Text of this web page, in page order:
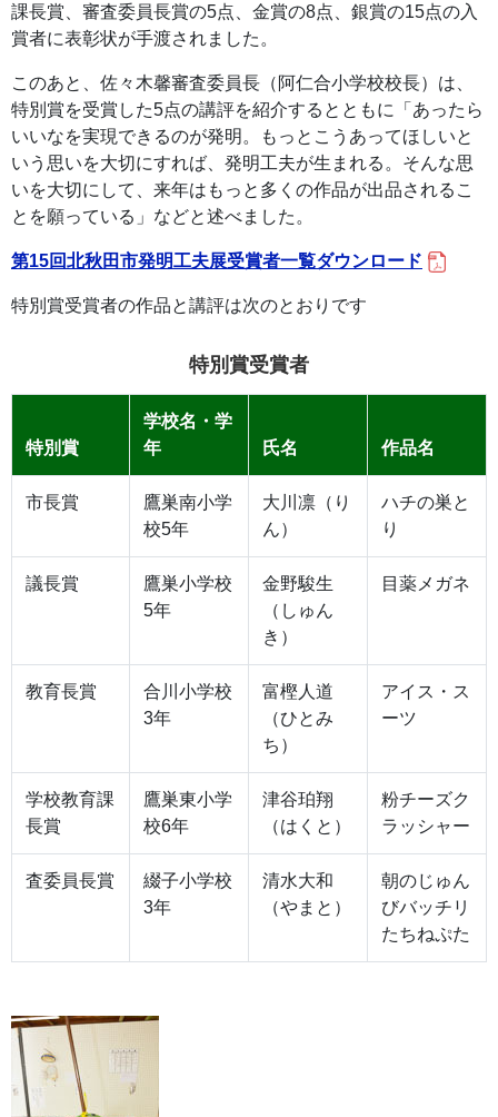
課長賞、審査委員長賞の5点、金賞の8点、銀賞の15点の入
賞者に表彰状が手渡されました。
このあと、佐々木馨審査委員長（阿仁合小学校校長）は、
特別賞を受賞した5点の講評を紹介するとともに「あったら
いいなを実現できるのが発明。もっとこうあってほしいと
いう思いを大切にすれば、発明工夫が生まれる。そんな思
いを大切にして、来年はもっと多くの作品が出品されるこ
とを願っている」などと述べました。
第15回北秋田市発明工夫展受賞者一覧ダウンロード
特別賞受賞者の作品と講評は次のとおりです
特別賞受賞者
特別賞
学校名・学
年
氏名 作品名
市長賞
鷹巣南小学
校5年
大川凛（り
ん）
ハチの巣と
り
議長賞
鷹巣小学校
5年
金野駿生
（しゅん
き）
目薬メガネ
教育長賞
合川小学校
3年
富樫人道
（ひとみ
ち）
アイス・ス
ーツ
学校教育課
長賞
鷹巣東小学
校6年
津谷珀翔
（はくと）
粉チーズク
ラッシャー
査委員長賞
綴子小学校
3年
清水大和
（やまと）
朝のじゅん
びバッチリ
たちねぷた